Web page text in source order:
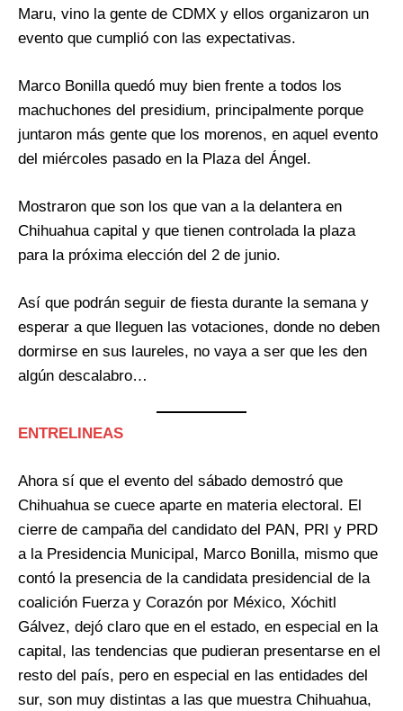
Maru, vino la gente de CDMX y ellos organizaron un
evento que cumplió con las expectativas.
Marco Bonilla quedó muy bien frente a todos los
machuchones del presidium, principalmente porque
juntaron más gente que los morenos, en aquel evento
del miércoles pasado en la Plaza del Ángel.
Mostraron que son los que van a la delantera en
Chihuahua capital y que tienen controlada la plaza
para la próxima elección del 2 de junio.
Así que podrán seguir de fiesta durante la semana y
esperar a que lleguen las votaciones, donde no deben
dormirse en sus laureles, no vaya a ser que les den
algún descalabro…
ENTRELINEAS
Ahora sí que el evento del sábado demostró que
Chihuahua se cuece aparte en materia electoral. El
cierre de campaña del candidato del PAN, PRI y PRD
a la Presidencia Municipal, Marco Bonilla, mismo que
contó la presencia de la candidata presidencial de la
coalición Fuerza y Corazón por México, Xóchitl
Gálvez, dejó claro que en el estado, en especial en la
capital, las tendencias que pudieran presentarse en el
resto del país, pero en especial en las entidades del
sur, son muy distintas a las que muestra Chihuahua,